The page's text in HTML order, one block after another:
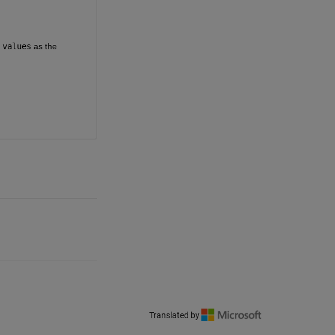
values as the
Translated by